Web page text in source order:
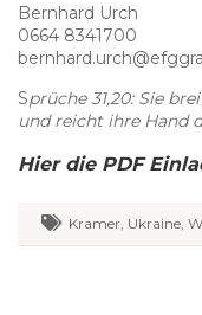
Bernhard Urch
0664 8341700
Sprüche 31,20: Sie
und reicht ihre Hand
Hier die PDF
Kramer Ukraine